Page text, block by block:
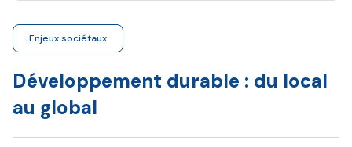
Enjeux sociétaux
Développement durable : du local
au global